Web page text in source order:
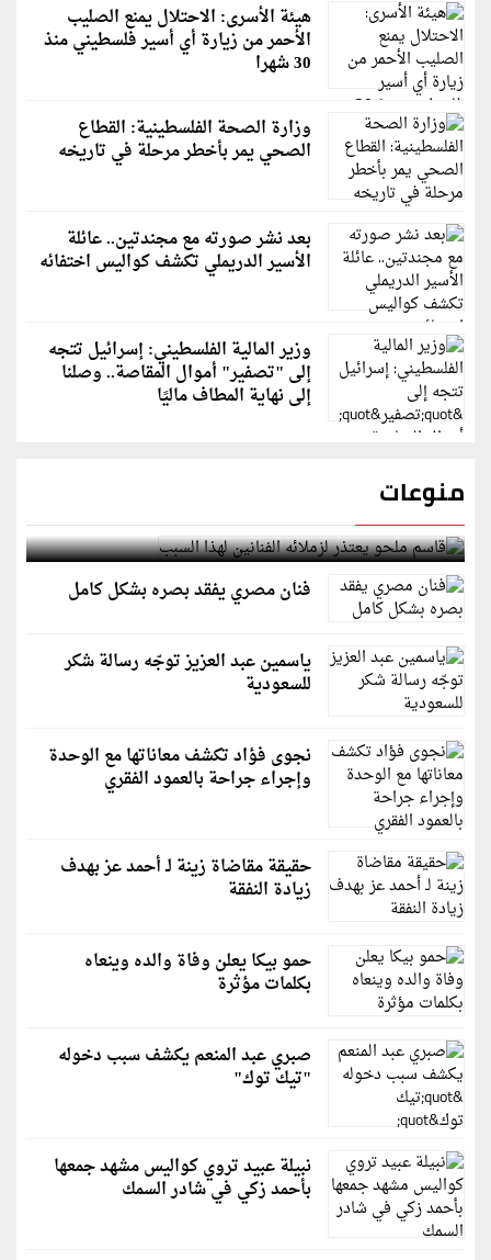
هيئة الأسرى: الاحتلال يمنع الصليب
الأحمر من زيارة أي أسير فلسطيني منذ
30 شهرا
وزارة الصحة الفلسطينية: القطاع
الصحي يمر بأخطر مرحلة في تاريخه
بعد نشر صورته مع مجندتين.. عائلة
الأسير الدريملي تكشف كواليس اختفائه
وزير المالية الفلسطيني: إسرائيل تتجه
إلى "تصفير" أموال المقاصة.. وصلنا
إلى نهاية المطاف ماليًا
منوعات
قاسم ملحو يعتذر لزملائه الفنانين لهذا السبب
فنان مصري يفقد بصره بشكل كامل
ياسمين عبد العزيز توجّه رسالة شكر
للسعودية
نجوى فؤاد تكشف معاناتها مع الوحدة
وإجراء جراحة بالعمود الفقري
حقيقة مقاضاة زينة لـ أحمد عز بهدف
زيادة النفقة
حمو بيكا يعلن وفاة والده وينعاه
بكلمات مؤثرة
صبري عبد المنعم يكشف سبب دخوله
"تيك توك"
نبيلة عبيد تروي كواليس مشهد جمعها
بأحمد زكي في شادر السمك